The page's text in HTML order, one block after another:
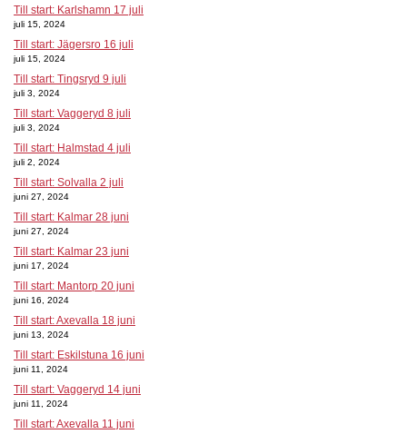
Till start: Karlshamn 17 juli
juli 15, 2024
Till start: Jägersro 16 juli
juli 15, 2024
Till start: Tingsryd 9 juli
juli 3, 2024
Till start: Vaggeryd 8 juli
juli 3, 2024
Till start: Halmstad 4 juli
juli 2, 2024
Till start: Solvalla 2 juli
juni 27, 2024
Till start: Kalmar 28 juni
juni 27, 2024
Till start: Kalmar 23 juni
juni 17, 2024
Till start: Mantorp 20 juni
juni 16, 2024
Till start: Axevalla 18 juni
juni 13, 2024
Till start: Eskilstuna 16 juni
juni 11, 2024
Till start: Vaggeryd 14 juni
juni 11, 2024
Till start: Axevalla 11 juni